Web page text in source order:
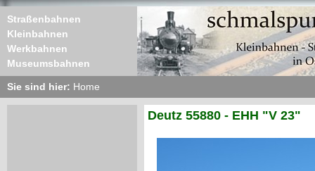
Straßenbahnen
Kleinbahnen
Werkbahnen
Museumsbahnen
Sie sind hier: Home
Deutz 55880 - EHH "V 23"